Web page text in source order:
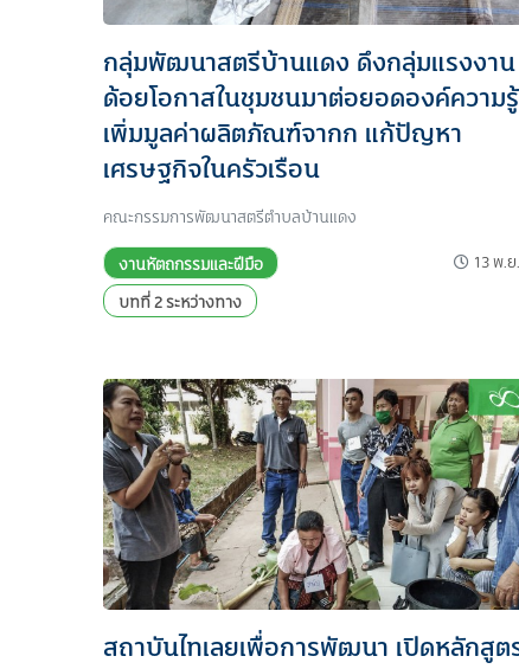
กลุ่มพัฒนาสตรีบ้านแดง ดึงกลุ่มแรงงาน
ด้อยโอกาสในชุมชนมาต่อยอดองค์ความรู้
เพิ่มมูลค่าผลิตภัณฑ์จากก แก้ปัญหา
เศรษฐกิจในครัวเรือน
คณะกรรมการพัฒนาสตรีตำบลบ้านแดง
งานหัตถกรรมและฝีมือ
บทที่ 2 ระหว่างทาง
13 พ.
สถาบันไทเลยเพื่อการพัฒนา เปิดหลักสูต